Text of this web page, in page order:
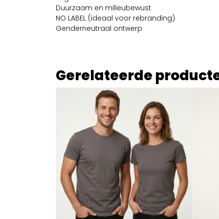
Duurzaam en milieubewust
NO LABEL (ideaal voor rebranding)
Genderneutraal ontwerp
Gerelateerde